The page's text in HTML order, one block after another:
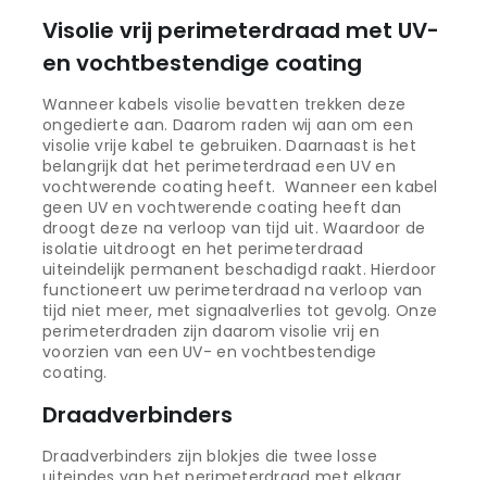
Visolie vrij perimeterdraad met UV-
en vochtbestendige coating
Wanneer kabels visolie bevatten trekken deze
ongedierte aan. Daarom raden wij aan om een
visolie vrije kabel te gebruiken. Daarnaast is het
belangrijk dat het perimeterdraad een UV en
vochtwerende coating heeft. Wanneer een kabel
geen UV en vochtwerende coating heeft dan
droogt deze na verloop van tijd uit. Waardoor de
isolatie uitdroogt en het perimeterdraad
uiteindelijk permanent beschadigd raakt. Hierdoor
functioneert uw perimeterdraad na verloop van
tijd niet meer, met signaalverlies tot gevolg. Onze
perimeterdraden zijn daarom visolie vrij en
voorzien van een UV- en vochtbestendige
coating.
Draadverbinders
Draadverbinders zijn blokjes die twee losse